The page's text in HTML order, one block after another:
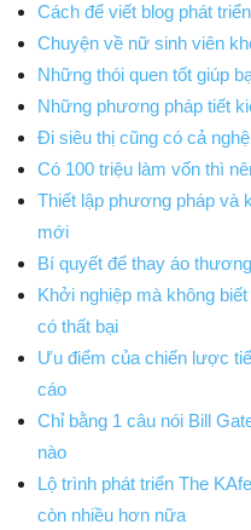
Cách để viết blog phát
Chuyện về nữ sinh viên
Những thói quen tốt giúp
Những phương pháp tiết
Đi siêu thị cũng có cả
Có 100 triệu làm vốn thì
Thiết lập phương pháp và
mới
Bí quyết để thay áo
Khởi nghiệp mà không
có thất bại
Ưu điểm của chiến lược
cáo
Chỉ bằng 1 câu nói Bill
nào
Lộ trình phát triển The
còn nhiều hơn nữa